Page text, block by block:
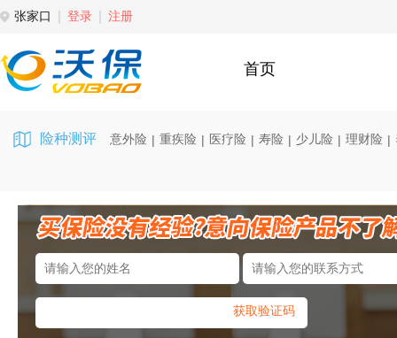
张家口 登录 注册
首页
险种测评 意外险 | 重疾险 | 医疗险 | 寿险 | 少儿险 | 理财险 |
获取验证码